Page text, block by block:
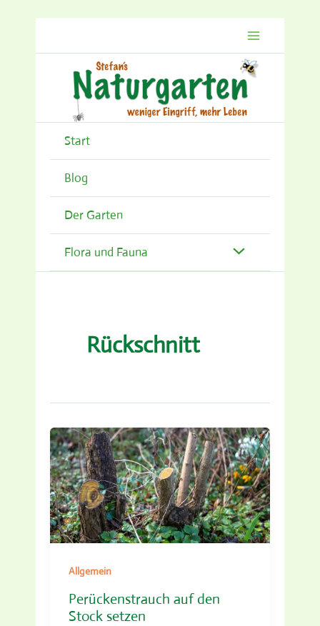
Start
Blog
Der Garten
Flora und Fauna
Rückschnitt
Allgemein
Perückenstrauch auf den
Stock setzen